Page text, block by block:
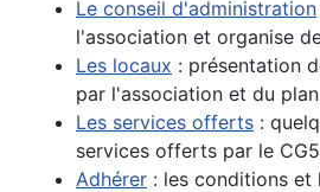
Le conseil d'administration
l'association et organise
Les locaux : présentation
par l'association et du
Les services offerts :
services offerts par le
Adhérer : les conditions et